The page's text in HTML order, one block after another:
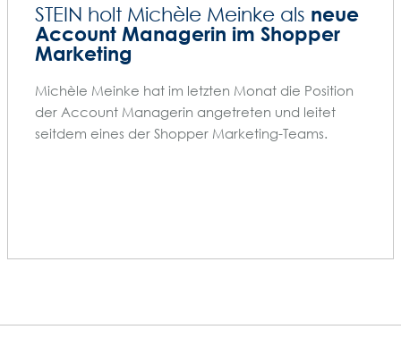
STEIN holt Michèle Meinke als neue
Account Managerin im Shopper
Marketing
Michèle Meinke hat im letzten Monat die Position
der Account Managerin angetreten und leitet
seitdem eines der Shopper Marketing-Teams.